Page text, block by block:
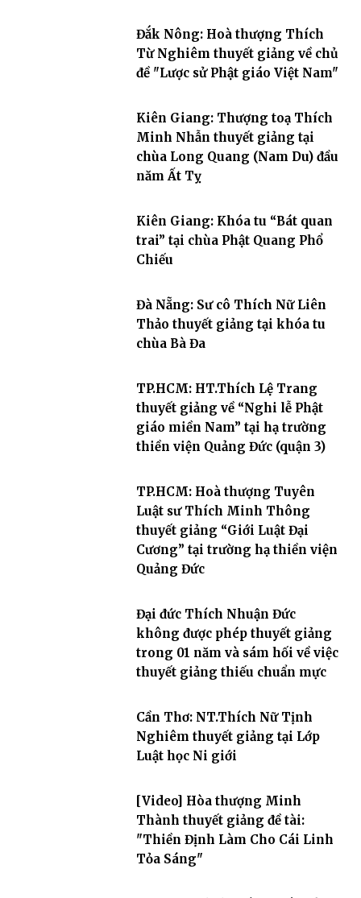
Đắk Nông: Hoà thượng Thích
Từ Nghiêm thuyết giảng về chủ
đề "Lược sử Phật giáo Việt Nam"
Kiên Giang: Thượng toạ Thích
Minh Nhẫn thuyết giảng tại
chùa Long Quang (Nam Du) đầu
năm Ất Tỵ
Kiên Giang: Khóa tu “Bát quan
trai” tại chùa Phật Quang Phổ
Chiếu
Đà Nẵng: Sư cô Thích Nữ Liên
Thảo thuyết giảng tại khóa tu
chùa Bà Đa
TP.HCM: HT.Thích Lệ Trang
thuyết giảng về “Nghi lễ Phật
giáo miền Nam” tại hạ trường
thiền viện Quảng Đức (quận 3)
TP.HCM: Hoà thượng Tuyên
Luật sư Thích Minh Thông
thuyết giảng “Giới Luật Đại
Cương” tại trường hạ thiền viện
Quảng Đức
Đại đức Thích Nhuận Đức
không được phép thuyết giảng
trong 01 năm và sám hối về việc
thuyết giảng thiếu chuẩn mực
Cần Thơ: NT.Thích Nữ Tịnh
Nghiêm thuyết giảng tại Lớp
Luật học Ni giới
[Video] Hòa thượng Minh
Thành thuyết giảng đề tài:
"Thiền Định Làm Cho Cái Linh
Tỏa Sáng"